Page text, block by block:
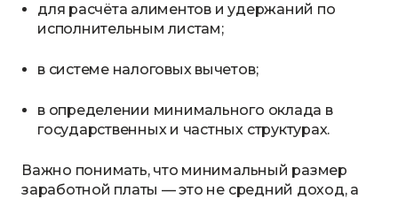
для расчёта алиментов и удержаний по
исполнительным листам;
в системе налоговых вычетов;
в определении минимального оклада в
государственных и частных структурах.
Важно понимать, что минимальный размер
заработной платы — это не средний доход, а